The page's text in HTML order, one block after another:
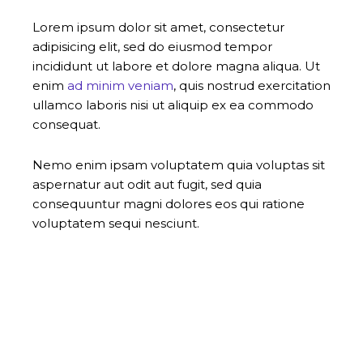
Lorem ipsum dolor sit amet, consectetur
adipisicing elit, sed do eiusmod tempor
incididunt ut labore et dolore magna aliqua. Ut
enim ad minim veniam, quis nostrud exercitation
ullamco laboris nisi ut aliquip ex ea commodo
consequat.
Nemo enim ipsam voluptatem quia voluptas sit
aspernatur aut odit aut fugit, sed quia
consequuntur magni dolores eos qui ratione
voluptatem sequi nesciunt.